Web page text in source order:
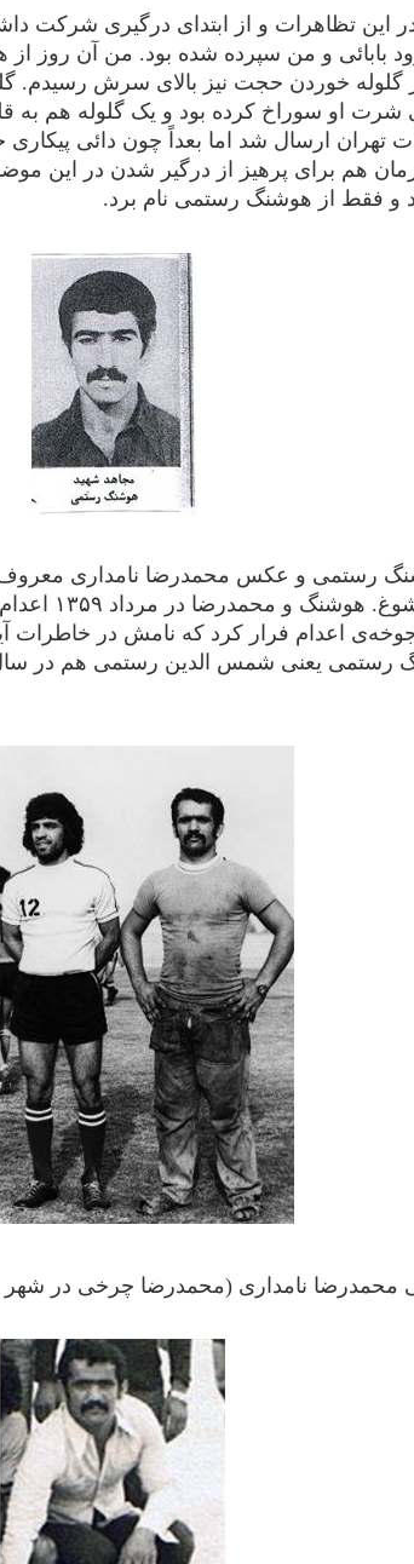
این تظاهرات و از ابتدای درگیری شرکت
بابائی و من سپرده شده بود. من آن روز
گلوله خوردن حجت نیز بالای سرش رسیدم.
شرت او سوراخ کرده بود و یک گلوله هم
تهران ارسال شد اما بعداً چون دائی
هم برای پرهیز از درگیر شدن در این
و فقط از هوشنگ رستمی نام برد.
رستمی و عکس محمدرضا نامداری معروف
محمدرضا
۶۷ از جوخه‌ی اعدام فرار کرد که نامش در
نامداری (محمدرضا چرخی در شهر